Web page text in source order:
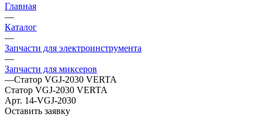
Главная
—
Каталог
—
Запчасти для электроинструмента
—
Запчасти для миксеров
—Статор VGJ-2030 VERTA
Статор VGJ-2030 VERTA
Арт. 14-VGJ-2030
Оставить заявку